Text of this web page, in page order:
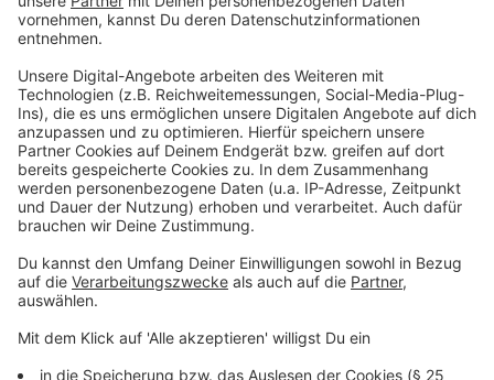
schließen sich andere Organisationen in
Braunkohlegebieten an. In Großstädten könnte es zu
Blockierungen von Fahrwegen kommen, um so auf
autofreie Städte aufmerksam zu machen.
Anzeige
Carla Reemtsma aus Münster, eine der
Mitorganisatoren, fasst das Vorhaben von Fridays for
Future so zusammen:
Noch immer gibt es auch im deutschen
Bundestag keine Partei, die einen Plan zur